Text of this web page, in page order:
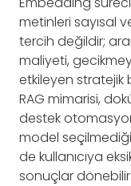
metinleri sayısal
tercih değildir;
maliyeti,
etkileyen stratejik
RAG mimarisi,
destek
model
de kullanıcıya
sonuçlar dönebilir.